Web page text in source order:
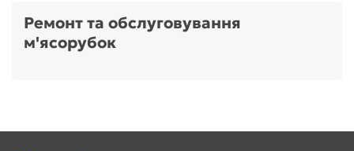
Ремонт та обслуговування
м'ясорубок